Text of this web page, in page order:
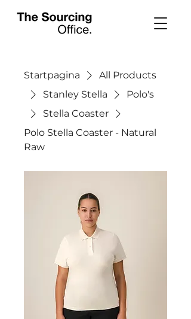
Startpagina
All Products
Stanley Stella
Polo's
Stella Coaster
Polo Stella Coaster - Natural
Raw